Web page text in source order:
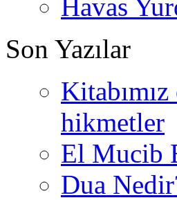
Havas
Son Yazılar
hikmetler
El Mucib
Dua